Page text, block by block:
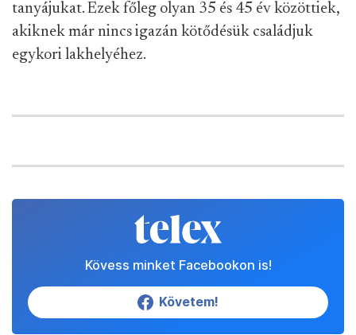
tanyájukat. Ezek főleg olyan 35 és 45 év közöttiek,
akiknek már nincs igazán kötődésük családjuk
egykori lakhelyéhez.
Kövess minket Facebookon is!
Követem!